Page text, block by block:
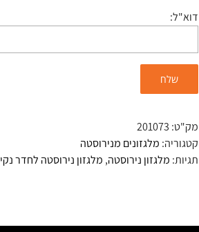
דוא"ל:
מק"ט: 201073
קטגוריה: מלגזונים מנירוסטה
תגיות: מלגזון נירוסטה, מלגזון נירוסטה לחדר נקי